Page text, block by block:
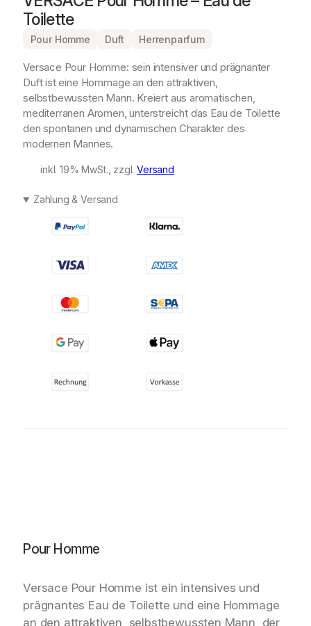
Toilette
Pour Homme Duft Herrenparfum
Versace Pour Homme: sein intensiver und prägnanter
Duft ist eine Hommage an den attraktiven,
selbstbewussten Mann. Kreiert aus aromatischen,
mediterranen Aromen, unterstreicht das Eau de Toilette
den spontanen und dynamischen Charakter des
modernen Mannes.
inkl. 19% MwSt., zzgl.Versand
Zahlung & Versand
Pour Homme
Versace Pour Homme ist ein intensives und
prägnantes Eau de Toilette und eine Hommage
an den attraktiven, selbstbewussten Mann, der